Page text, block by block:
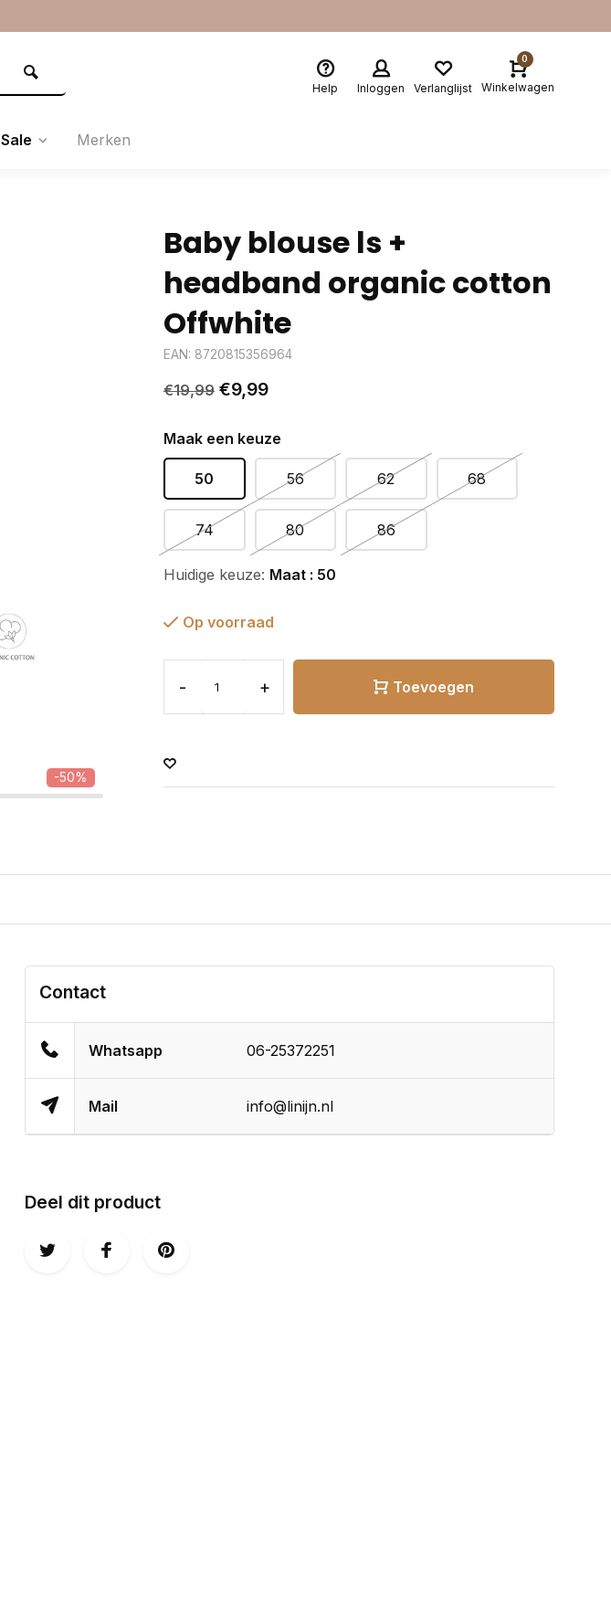
Help Inloggen Verlanglijst
0
Winkelwagen
Sale Merken
-50%
Baby blouse ls +
headband organic cotton
Offwhite
EAN: 8720815356964
€19,99 €9,99
Maak een keuze
50 56 62 68
74 80 86
Huidige keuze: Maat : 50
Op voorraad
- + Toevoegen
Contact
Whatsapp 06-25372251
Mail info@linijn.nl
Deel dit product